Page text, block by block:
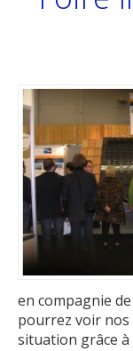
en compagnie
pourrez voir
situation grâce